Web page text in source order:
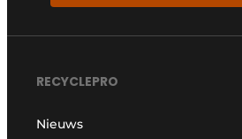
RECYCLEPRO
Nieuws